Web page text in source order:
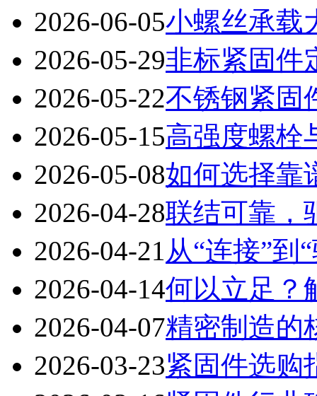
2026-06-05小螺丝承载
2026-05-29非标紧固件
2026-05-22不锈钢紧固
2026-05-15高强度螺栓
2026-05-08如何选择靠
2026-04-28联结可靠，
2026-04-21从“连接”
2026-04-14何以立足？
2026-04-07精密制造的
2026-03-23紧固件选